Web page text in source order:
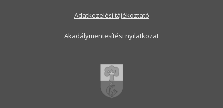
Adatkezelési tájékoztató
Akadálymentesítési nyilatkozat